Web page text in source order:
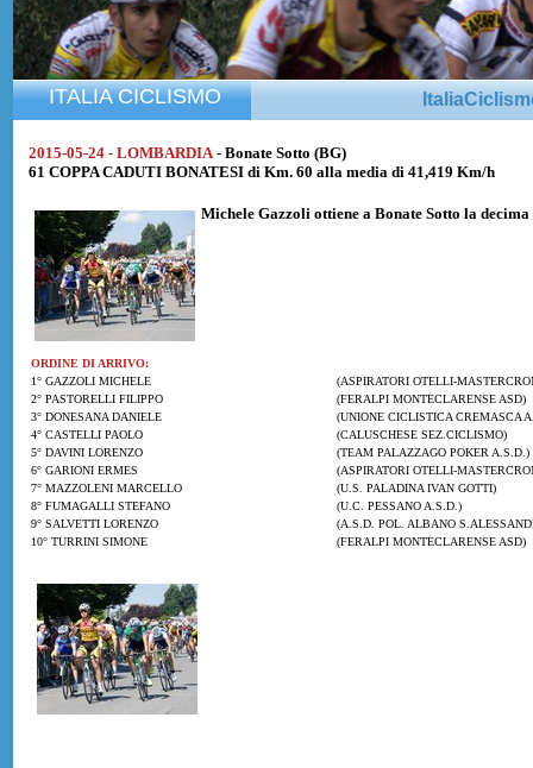
ITALIA CICLISMO
2015-05-24 - LOMBARDIA - Bonate Sotto (BG)
61 COPPA CADUTI BONATESI di Km. 60 alla media di 41,419 Km/h
Michele Gazzoli ottiene a Bonate Sotto la decima
ORDINE DI ARRIVO:
1° GAZZOLI MICHELE
(ASPIRATORI OTELLI-
2° PASTORELLI FILIPPO
(FERALPI MONTECLARENSE ASD)
3° DONESANA DANIELE
(UNIONE CICLISTICA CREMASCA
4° CASTELLI PAOLO
(CALUSCHESE SEZ.CICLISMO)
5° DAVINI LORENZO
(TEAM PALAZZAGO POKER A.S.D.)
6° GARIONI ERMES
(ASPIRATORI OTELLI-
7° MAZZOLENI MARCELLO
(U.S. PALADINA IVAN GOTTI)
8° FUMAGALLI STEFANO
(U.C. PESSANO A.S.D.)
9° SALVETTI LORENZO
(A.S.D. POL. ALBANO
10° TURRINI SIMONE
(FERALPI MONTECLARENSE ASD)